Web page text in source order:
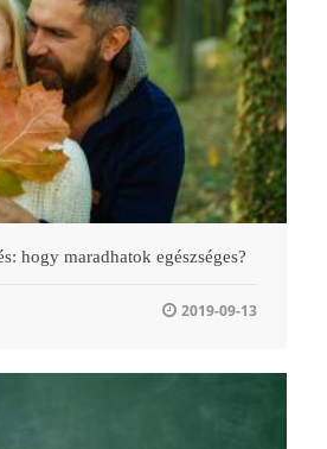
hogy maradhatok egészséges?
2019-09-13